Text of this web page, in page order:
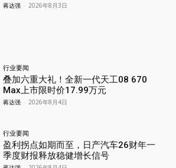
蒋达强 - 2026年8月3日
行业要闻
叠加六重大礼！全新一代天工08 670
Max上市限时价17.99万元
蒋达强 - 2026年8月4日
行业要闻
盈利拐点如期而至，日产汽车26财年一
季度财报释放稳健增长信号